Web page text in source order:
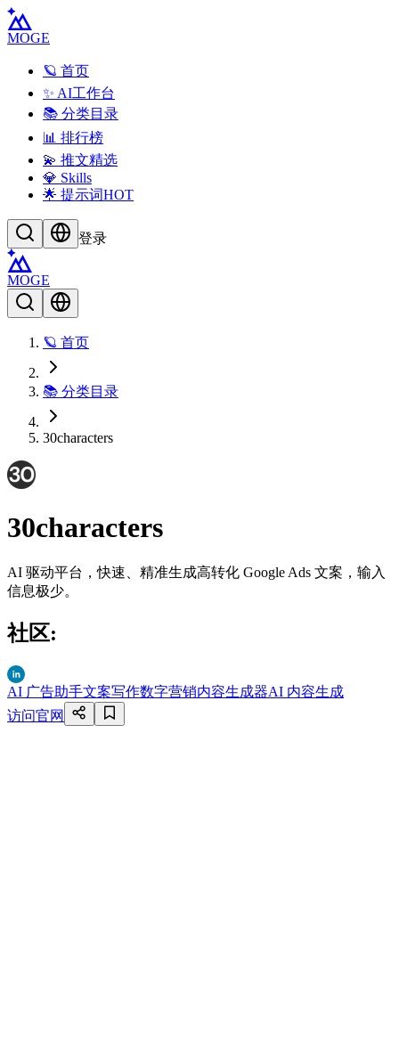
MOGE
🪐 首页
✨ AI工作台
📚 分类目录
📊 排行榜
💫 推文精选
💎 Skills
🌟 提示词HOT
登录
MOGE
🪐 首页
📚 分类目录
30characters
30characters
AI 驱动平台，快速、精准生成高转化 Google Ads 文案，输入
信息极少。
社区:
AI 广告助手文案写作数字营销内容生成器AI 内容生成
访问官网